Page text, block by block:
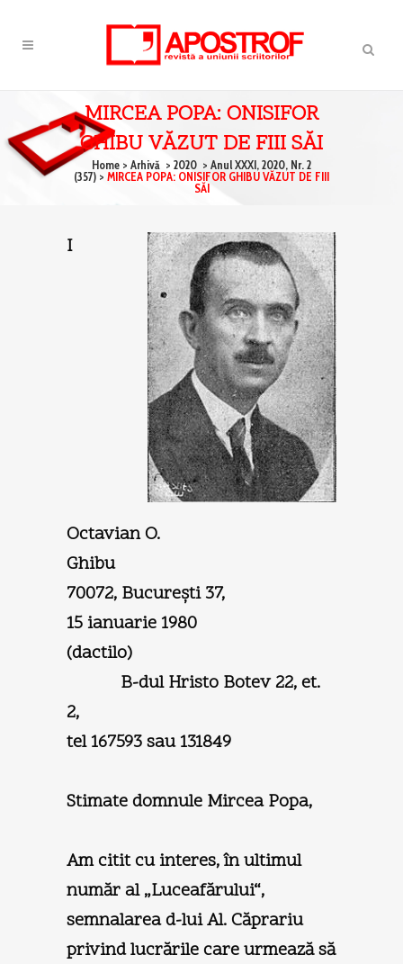
MIRCEA POPA: ONISIFOR
GHIBU VĂZUT DE FIII SĂI
Home > Arhivă > 2020 > Anul XXXI, 2020, Nr. 2
(357) > MIRCEA POPA: ONISIFOR GHIBU VĂZUT DE FIII
SĂI
I
Octavian O.
70072, Bucureşti 37,
15 ianuarie 1980
B-dul Hristo Botev 22, et.
2,
tel 167593 sau 131849
Stimate domnule Mircea Popa,
Am citit cu interes, în ultimul
număr al „Luceafărului“,
semnalarea d-lui Al. Căprariu
privind lucrările care urmează să